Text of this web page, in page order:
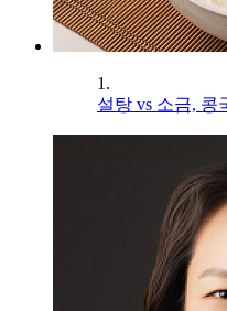
1.
설탕 vs 소금, 콩